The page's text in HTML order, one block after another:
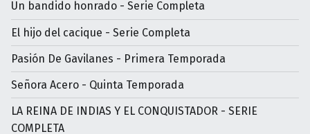
Un bandido honrado - Serie Completa
El hijo del cacique - Serie Completa
Pasión De Gavilanes - Primera Temporada
Señora Acero - Quinta Temporada
LA REINA DE INDIAS Y EL CONQUISTADOR - SERIE
COMPLETA